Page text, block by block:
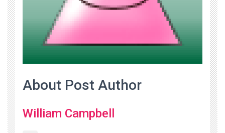
About Post Author
William Campbell